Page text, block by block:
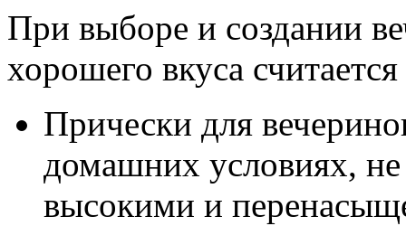
При выборе и создании
хорошего вкуса
Прически для
домашних условиях,
высокими и